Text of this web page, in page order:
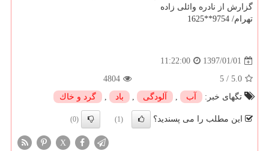
گزارش از نادره وائلی زاده
تهرام/ 9754**1625
1397/01/01
11:22:00
5.0
/
5
4804
تگهای خبر:
آب , آلودگی , باد , گرد و خاك
این مطلب را می پسندید؟ (1)
(0)
X